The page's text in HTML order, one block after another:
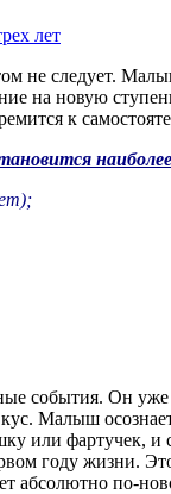
лет
не следует.
на новую
к
события. Он уже
Малыш
или фартучек,
году жизни.
по-